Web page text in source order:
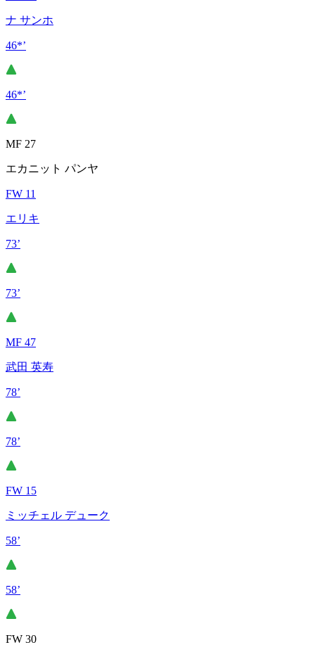
ナ サンホ
46*’
46*’
MF 27
エカニット パンヤ
FW 11
エリキ
73’
73’
MF 47
武田 英寿
78’
78’
FW 15
ミッチェル デューク
58’
58’
FW 30